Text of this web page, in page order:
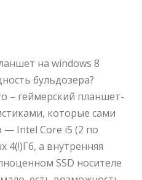
на windows 8
бульдозера?
– геймерский планшет-
которые сами
— Intel Core i5 (2 по
4(!)Гб, а внутренняя
SSD носителе